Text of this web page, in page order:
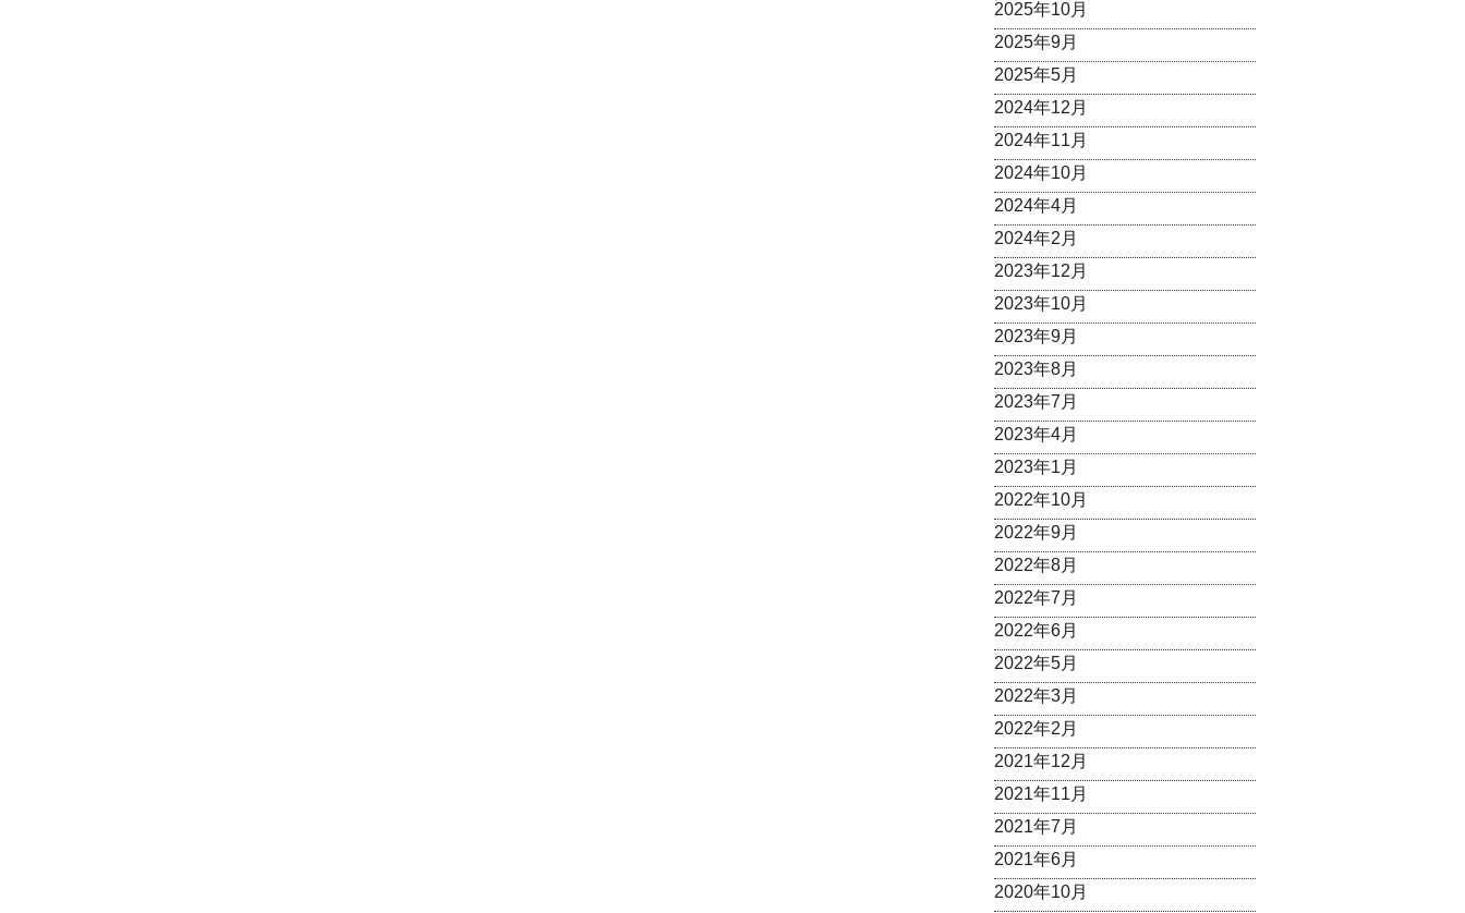
2025年10月
2025年9月
2025年5月
2024年12月
2024年11月
2024年10月
2024年4月
2024年2月
2023年12月
2023年10月
2023年9月
2023年8月
2023年7月
2023年4月
2023年1月
2022年10月
2022年9月
2022年8月
2022年7月
2022年6月
2022年5月
2022年3月
2022年2月
2021年12月
2021年11月
2021年7月
2021年6月
2020年10月